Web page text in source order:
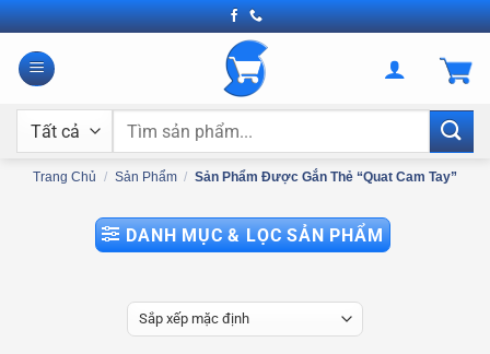
Bỏ
qua
nội
Tìm
Trang Chủ / Sản Phẩm / Sản Phẩm Được Gắn Thẻ “quat Cam Tay”
DANH MỤC & LỌC SẢN PHẨM